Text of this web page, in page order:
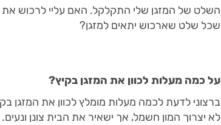
השלט של המזגן שלי התקלקל. האם עליי לרכוש את
שכל שלט שארכוש יתאים למזגן?
על כמה מעלות לכוון את המזגן בקיץ?
ברצוני לדעת לכמה מעלות מומלץ לכוון את המזגן
לא יצרוך המון חשמל, אך ישאיר את הבית צונן ונעים.